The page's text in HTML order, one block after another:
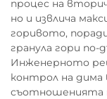
процес на
но и извлича
горивото,
гранула гори по-
Инженерното
контрол на дима
съотношенията